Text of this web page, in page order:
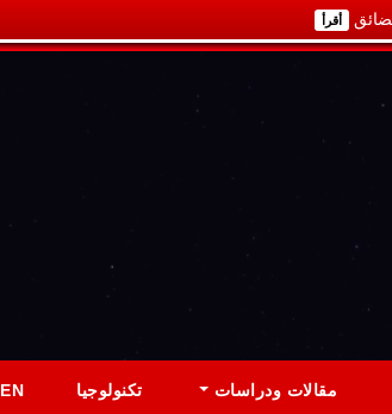
أقرأ
مقالات ودراسات تكنولوجيا EN